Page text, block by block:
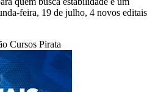
feira, 19 de julho, 4 novos editais
Cursos Pirata